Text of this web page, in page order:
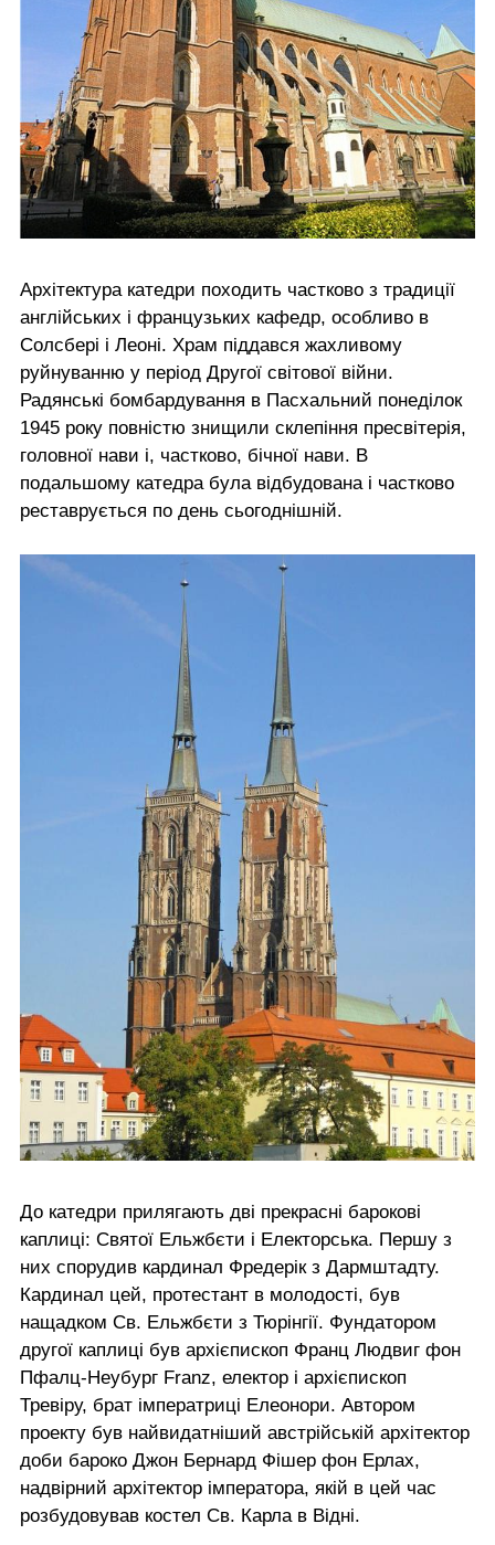
Архітектура катедри походить частково з традиції
англійських і французьких кафедр, особливо в
Солсбері і Леоні. Храм піддався жахливому
руйнуванню у період Другої світової війни.
Радянські бомбардування в Пасхальний понеділок
1945 року повністю знищили склепіння пресвітерія,
головної нави і, частково, бічної нави. В
подальшому катедра була відбудована і частково
реставрується по день сьогоднішній.
До катедри прилягають дві прекрасні барокові
каплиці: Святої Ельжбєти і Електорська. Першу з
них спорудив кардинал Фредерік з Дармштадту.
Кардинал цей, протестант в молодості, був
нащадком Св. Ельжбєти з Тюрінгії. Фундатором
другої каплиці був архієпископ Франц Людвиг фон
Пфалц-Неубург Franz, електор і архієпископ
Тревіру, брат імператриці Елеонори. Автором
проекту був найвидатніший австрійській архітектор
доби бароко Джон Бернард Фішер фон Ерлах,
надвірний архітектор імператора, якій в цей час
розбудовував костел Св. Карла в Відні.